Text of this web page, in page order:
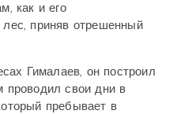
как и его
приняв отрешенный
Гималаев, он построил
проводил свои дни в
пребывает в